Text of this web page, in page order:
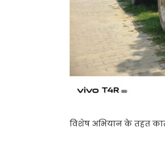
विशेष अभियान के तहत